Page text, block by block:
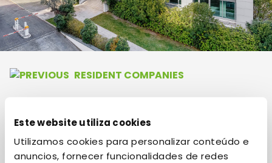
Este website utiliza cookies
Utilizamos cookies para personalizar conteúdo e
anuncios, fornecer funcionalidades de redes
RESIDENT COMPANIES
Epson